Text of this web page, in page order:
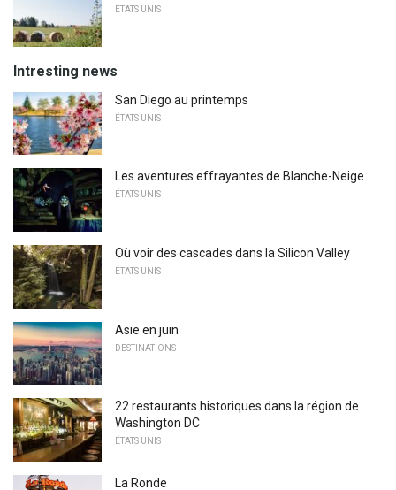
ÉTATS UNIS
Intresting news
San Diego au printemps
ÉTATS UNIS
Les aventures effrayantes de Blanche-Neige
ÉTATS UNIS
Où voir des cascades dans la Silicon Valley
ÉTATS UNIS
Asie en juin
DESTINATIONS
22 restaurants historiques dans la région de
Washington DC
ÉTATS UNIS
La Ronde